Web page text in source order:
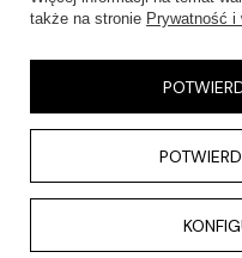
także na stronie Prywatność i